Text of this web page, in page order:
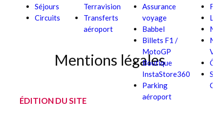
Séjours
Circuits
Terravision
Transferts
aéroport
Assurance
voyage
Babbel
Billets F1 /
MotoGP
Boutique
InstaStore360
Parking
aéroport
Mentions légales
ÉDITION DU SITE